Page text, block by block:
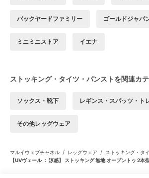
バックヤードファミリー ゴールドジャパ
ミニミニストア イエナ
ストッキング・タイツ・パンストを関連カ
ソックス・靴下 レギンス・スパッツ・ト
その他レッグウェア
マルイウェブチャネル / レッグウェア / ストッキング・タ
【UVヴェール ： 涼感】 ストッキング 無地 オープントゥ 2本